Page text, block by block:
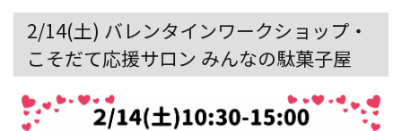
2/14(土) バレンタインワークショップ・
こそだて応援サロン みんなの駄菓子屋